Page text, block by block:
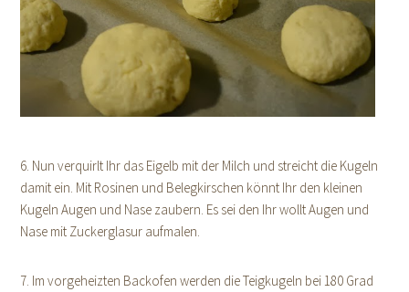
6. Nun verquirlt Ihr das Eigelb mit der Milch und streicht die Kugeln
damit ein. Mit Rosinen und Belegkirschen könnt Ihr den kleinen
Kugeln Augen und Nase zaubern. Es sei den Ihr wollt Augen und
Nase mit Zuckerglasur aufmalen.
7. Im vorgeheizten Backofen werden die Teigkugeln bei 180 Grad